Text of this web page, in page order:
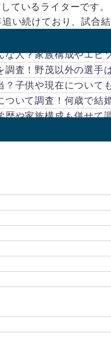
ているライターです。
い続けており、試合
な人？家族構成やエピ
調査！野茂以外の選手
？子供や現在について
ついて調査！何歳で結
歴や家族構成も併せて